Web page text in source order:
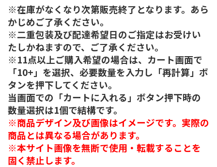
※在庫がなくなり次第販売終了となります。あら
かじめご了承ください。
※二重包装及び配達希望日のご指定はお受けい
たしかねますので、ご了承ください。
※11点以上ご購入希望の場合は、カート画面で
「10+」を選択、必要数量を入力し「再計算」ボ
タンを押下してください。
当画面での「カートに入れる」ボタン押下時の
数量選択は1個で結構です。
※商品デザイン及び画像はイメージです。実際の
商品とは異なる場合があります。
※本サイト画像を無断で使用・転載することを
固く禁止します。